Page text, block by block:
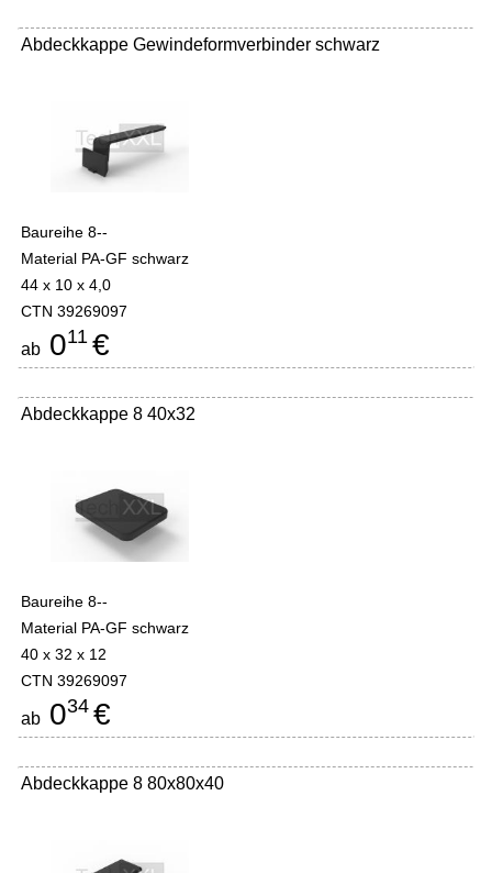
Abdeckkappe Gewindeformverbinder schwarz
Baureihe 8--
Material PA-GF schwarz
44 x 10 x 4,0
CTN 39269097
ab 011 €
Abdeckkappe 8 40x32
Baureihe 8--
Material PA-GF schwarz
40 x 32 x 12
CTN 39269097
ab 034 €
Abdeckkappe 8 80x80x40